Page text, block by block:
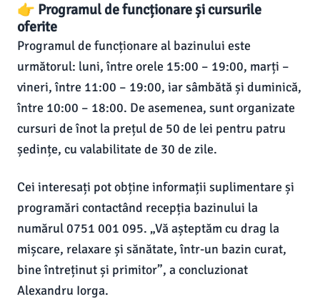
👉 Programul de funcționare și cursurile
oferite
Programul de funcționare al bazinului este
următorul: luni, între orele 15:00 – 19:00, marți –
vineri, între 11:00 – 19:00, iar sâmbătă și duminică,
între 10:00 – 18:00. De asemenea, sunt organizate
cursuri de înot la prețul de 50 de lei pentru patru
ședințe, cu valabilitate de 30 de zile.
Cei interesați pot obține informații suplimentare și
programări contactând recepția bazinului la
numărul 0751 001 095. „Vă așteptăm cu drag la
mișcare, relaxare și sănătate, într-un bazin curat,
bine întreținut și primitor”, a concluzionat
Alexandru Iorga.